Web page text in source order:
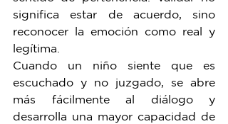
significa estar de acuerdo, sino
reconocer la emoción como real y
legítima.
Cuando un niño siente que es
escuchado y no juzgado, se abre
más fácilmente al diálogo y
desarrolla una mayor capacidad de